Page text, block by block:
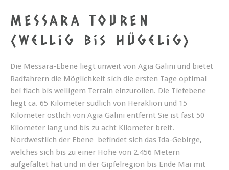
MESSARA TOUREN
(wellig bis hügelig)
Die Messara-Ebene liegt unweit von Agia Galini und bietet
Radfahrern die Möglichkeit sich die ersten Tage optimal
bei flach bis welligem Terrain einzurollen. Die Tiefebene
liegt ca. 65 Kilometer südlich von Heraklion und 15
Kilometer östlich von Agia Galini entfernt Sie ist fast 50
Kilometer lang und bis zu acht Kilometer breit.
Nordwestlich der Ebene befindet sich das Ida-Gebirge,
welches sich bis zu einer Höhe von 2.456 Metern
aufgefaltet hat und in der Gipfelregion bis Ende Mai mit